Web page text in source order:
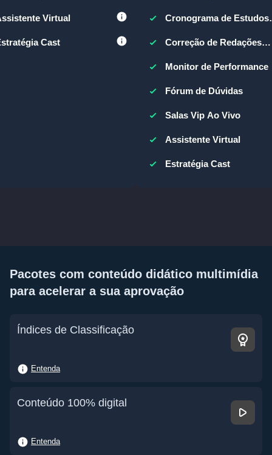
Virtual
Cast
Cronograma de Estudos
Correção de Redações
Monitor de Performance
Fórum de Dúvidas
Salas Vip Ao Vivo
Assistente Virtual
Estratégia Cast
Pacotes com conteúdo didático multimídia
para acelerar a sua aprovação
Índices de Classificação
Entenda
Conteúdo 100% digital
Entenda